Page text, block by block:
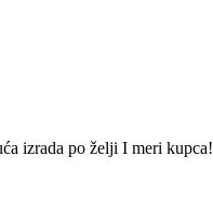
izrada po želji I meri kupca!